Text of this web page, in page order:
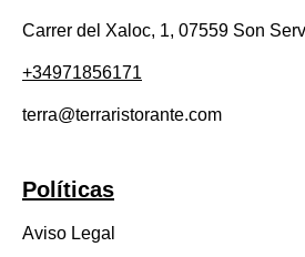
Carrer del Xaloc, 1, 07559 Son
+34971856171
terra@terraristorante.com
Políticas
Aviso Legal